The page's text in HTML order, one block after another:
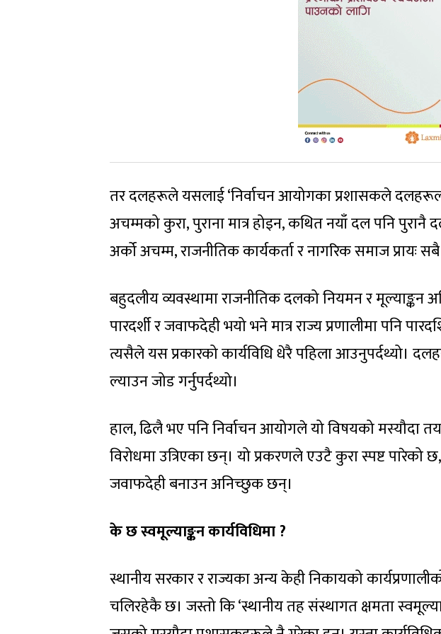
तर दलहरूले यसलाई ‘निर्वाचन आयोगका प्रशासकले
अचम्मको कुरा, पुराना मात्र होइन, कथित नयाँ दल पनि पुरानै
अर्को अचम्म, राजनीतिक कार्यकर्ता र नागरिक समाज प्रायः
बहुदलीय व्यवस्थामा राजनीतिक दलको नियमन र मूल्याङ्कन
पारदर्शी र जवाफदेही भयो भने मात्र राज्य प्रणालीमा पनि
त्यसैले यस प्रकारको कार्यविधि धेरै पहिला आउनुपर्दथ्यो।
ल्याउन जोड गर्नुपर्दथ्यो।
हाल, ढिलै भए पनि निर्वाचन आयोगले यो विषयको मस्यौदा
विरोधमा उत्रिएका छन्। यो प्रकरणले एउटै कुरा स्पष्ट
जवाफदेही बनाउन अनिच्छुक छन्।
के छ स्वमूल्याङ्कन कार्यविधिमा?
स्थानीय सरकार र राज्यका अन्य केही निकायको
चलिरहेकै छ। जस्तो कि ‘स्थानीय तह संस्थागत क्षमता